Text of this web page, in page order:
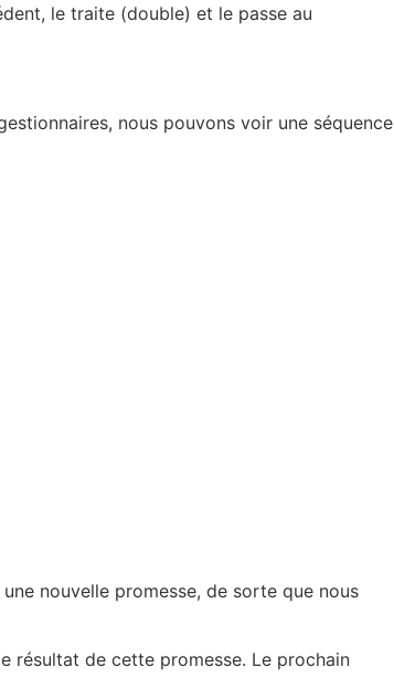
le traite (double) et le passe au
nous pouvons voir une séquence
nouvelle promesse, de sorte que nous
résultat de cette promesse. Le prochain